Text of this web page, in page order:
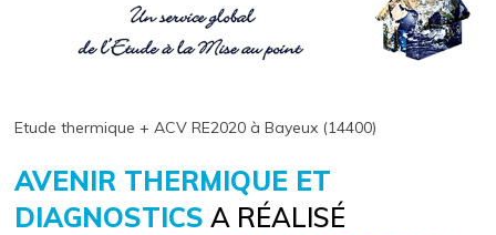
Etude thermique + ACV RE2020 à Bayeux (14400)
AVENIR THERMIQUE ET
DIAGNOSTICS A RÉALISÉ